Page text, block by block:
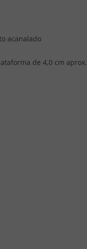
acanalado
de 4,0 cm aprox.